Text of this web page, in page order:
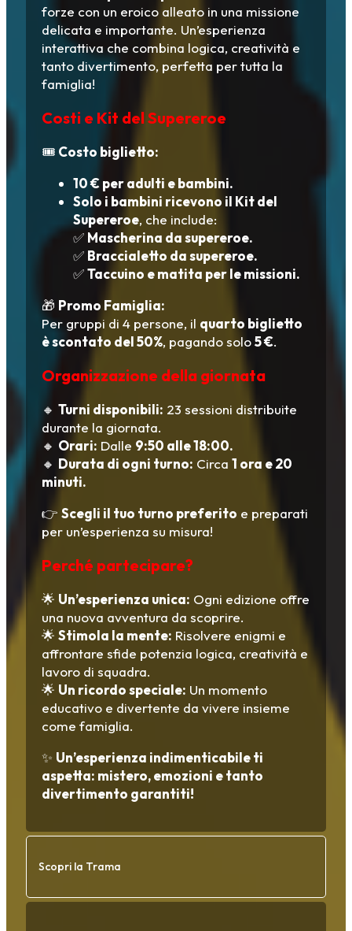
forze con un eroico alleato in una missione
delicata e importante. Un’esperienza
interattiva che combina logica, creatività e
tanto divertimento, perfetta per tutta la
famiglia!
Costi e Kit del Supereroe
🎟️ Costo biglietto:
10 € per adulti e bambini.
Solo i bambini ricevono il Kit del
Supereroe, che include:
✅ Mascherina da supereroe.
✅ Braccialetto da supereroe.
✅Taccuino e matita per le missioni.
🎁 Promo Famiglia:
Per gruppi di 4 persone, il quarto biglietto
è scontato del 50%, pagando solo5 €.
Organizzazione della giornata
🔸 Turni disponibili: 23 sessioni distribuite
durante la giornata.
🔸 Orari: Dalle 9:50 alle 18:00.
🔸 Durata di ogni turno: Circa 1 ora e 20
minuti.
👉 Scegli il tuo turno preferito e preparati
per un’esperienza su misura!
Perché partecipare?
🌟 Un’esperienza unica: Ogni edizione offre
una nuova avventura da scoprire.
🌟 Stimola la mente: Risolvere enigmi e
affrontare sfide potenzia logica, creatività e
lavoro di squadra.
🌟 Un ricordo speciale: Un momento
educativo e divertente da vivere insieme
come famiglia.
✨ Un’esperienza indimenticabile ti
aspetta: mistero, emozioni e tanto
divertimento garantiti!
Scopri la Trama